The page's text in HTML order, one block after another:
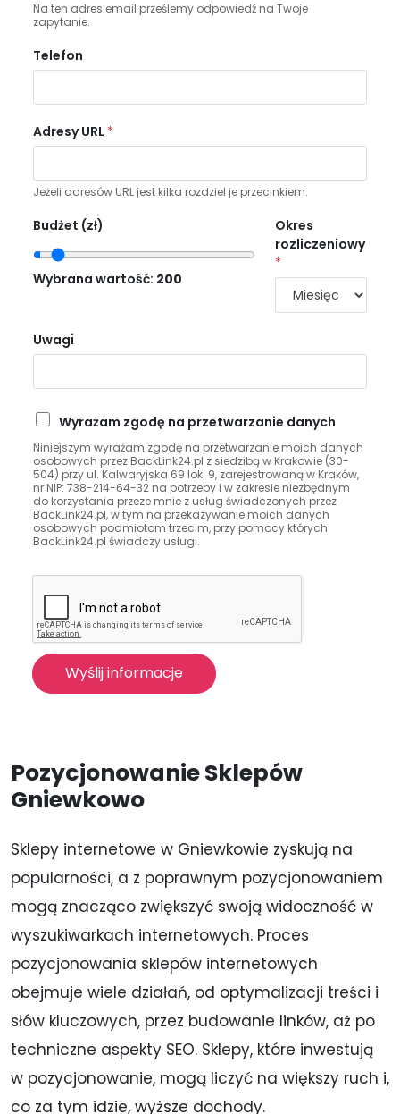
Na ten adres email prześlemy odpowiedź na Twoje
zapytanie.
Telefon
Adresy URL *
Jeżeli adresów URL jest kilka rozdziel je przecinkiem.
Budżet (zł)
Wybrana wartość: 200
Okres
rozliczeniowy
*
Uwagi
P
z
e
t
w
a
r
e
d
a
o
s
o
o
y
c
h
*
Wyrażam zgodę na przetwarzanie danych
Niniejszym wyrażam zgodę na przetwarzanie moich danych
osobowych przez BackLink24.pl z siedzibą w Krakowie (30-
504) przy ul. Kalwaryjska 69 lok. 9, zarejestrowaną w Kraków,
nr NIP: 738-214-64-32 na potrzeby i w zakresie niezbędnym
do korzystania przeze mnie z usług świadczonych przez
BackLink24.pl, w tym na przekazywanie moich danych
osobowych podmiotom trzecim, przy pomocy których
BackLink24.pl świadczy usługi.
Wyślij informacje
Pozycjonowanie Sklepów
Gniewkowo
Sklepy internetowe w Gniewkowie zyskują na
popularności, a z poprawnym pozycjonowaniem
mogą znacząco zwiększyć swoją widoczność w
wyszukiwarkach internetowych. Proces
pozycjonowania sklepów internetowych
obejmuje wiele działań, od optymalizacji treści i
słów kluczowych, przez budowanie linków, aż po
techniczne aspekty SEO. Sklepy, które inwestują
w pozycjonowanie, mogą liczyć na większy ruch i,
co za tym idzie, wyższe dochody.